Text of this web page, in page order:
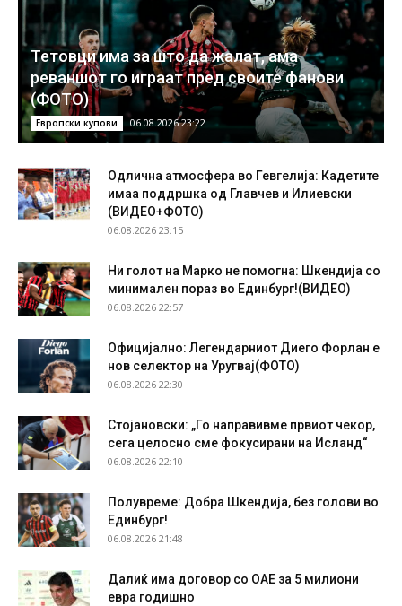
Тетовци има за што да жалат, ама
реваншот го играат пред своите фанови
(ФОТО)
Европски купови 06.08.2026 23:22
Одлична атмосфера во Гевгелија: Кадетите
имаа поддршка од Главчев и Илиевски
(ВИДЕО+ФОТО)
06.08.2026 23:15
Ни голот на Марко не помогна: Шкендија со
минимален пораз во Единбург!(ВИДЕО)
06.08.2026 22:57
Официјално: Легендарниот Диего Форлан е
нов селектор на Уругвај(ФОТО)
06.08.2026 22:30
Стојановски: „Го направивме првиот чекор,
сега целосно сме фокусирани на Исланд“
06.08.2026 22:10
Полувреме: Добра Шкендија, без голови во
Единбург!
06.08.2026 21:48
Далиќ има договор со ОАЕ за 5 милиони
евра годишно